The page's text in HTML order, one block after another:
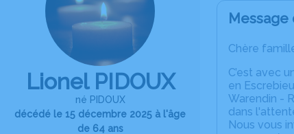
Lionel PIDOUX
né PIDOUX
décédé le 15 décembre 2025 à l'âge
de 64 ans
Message
Chère
C’est avec
en
Warendin -
dans
Nous vous